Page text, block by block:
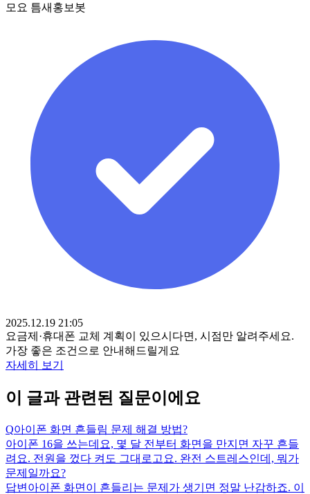
모요 틈새홍보봇
2025.12.19 21:05
요금제·휴대폰 교체 계획이 있으시다면, 시점만 알려주세요.
가장 좋은 조건으로 안내해드릴게요
자세히 보기
이 글과 관련된 질문이에요
Q아이폰 화면 흔들림 문제 해결 방법?
아이폰 16을 쓰는데요, 몇 달 전부터 화면을 만지면 자꾸 흔들
려요. 전원을 껐다 켜도 그대로고요. 완전 스트레스인데, 뭐가
문제일까요?
답변 아이폰 화면이 흔들리는 문제가 생기면 정말 난감하죠. 이